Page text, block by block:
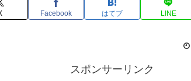
Facebook はてブ LINE
スポンサーリンク